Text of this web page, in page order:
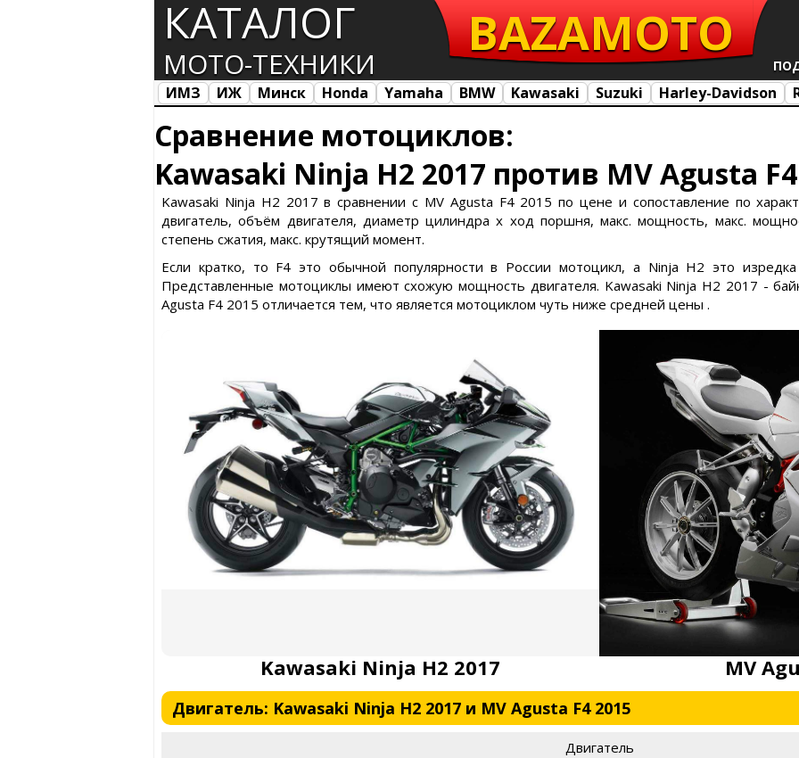
КАТАЛОГ
МОТО-ТЕХНИКИ
BAZAMOTO
ИМЗ ИЖ Минск Honda Yamaha BMW Kawasaki Suzuki Harley-Davidson
Сравнение мотоциклов:
Kawasaki Ninja H2 2017 против MV Agusta
Kawasaki Ninja H2 2017 в сравнении с MV Agusta F4 2015 по цене и сопоставление по
двигатель, объём двигателя, диаметр цилиндра х ход поршня, макс. мощность, макс.
степень сжатия, макс. крутящий момент.
Если кратко, то F4 это обычной популярности в России мотоцикл, а Ninja H2 это
Представленные мотоциклы имеют схожую мощность двигателя. Kawasaki Ninja H2 2017 -
Agusta F4 2015 отличается тем, что является мотоциклом чуть ниже средней цены .
Kawasaki Ninja H2 2017 MV
Двигатель: Kawasaki Ninja H2 2017 и MV Agusta F4 2015
Двигатель